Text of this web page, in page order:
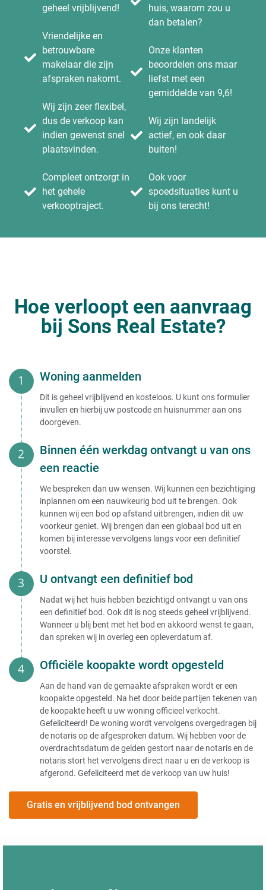
geheel vrijblijvend!
Vriendelijke en
betrouwbare
makelaar die zijn
afspraken nakomt.
Wij zijn zeer flexibel,
dus de verkoop kan
indien gewenst snel
plaatsvinden.
Compleet ontzorgt in
het gehele
verkooptraject.
huis, waarom zou u
dan betalen?
Onze klanten
beoordelen ons maar
liefst met een
gemiddelde van 9,6!
Wij zijn landelijk
actief, en ook daar
buiten!
Ook voor
spoedsituaties kunt u
bij ons terecht!
Hoe verloopt een aanvraag
bij Sons Real Estate?
Woning aanmelden
Dit is geheel vrijblijvend en kosteloos. U kunt ons formulier
invullen en hierbij uw postcode en huisnummer aan ons
doorgeven.
Binnen één werkdag ontvangt u van ons
een reactie
We bespreken dan uw wensen. Wij kunnen een bezichtiging
inplannen om een nauwkeurig bod uit te brengen. Ook
kunnen wij een bod op afstand uitbrengen, indien dit uw
voorkeur geniet. Wij brengen dan een globaal bod uit en
komen bij interesse vervolgens langs voor een definitief
voorstel.
U ontvangt een definitief bod
Nadat wij het huis hebben bezichtigd ontvangt u van ons
een definitief bod. Ook dit is nog steeds geheel vrijblijvend.
Wanneer u blij bent met het bod en akkoord wenst te gaan,
dan spreken wij in overleg een opleverdatum af.
Officiële koopakte wordt opgesteld
Aan de hand van de gemaakte afspraken wordt er een
koopakte opgesteld. Na het door beide partijen tekenen van
de koopakte heeft u uw woning officieel verkocht.
Gefeliciteerd! De woning wordt vervolgens overgedragen bij
de notaris op de afgesproken datum. Wij hebben voor de
overdrachtsdatum de gelden gestort naar de notaris en de
notaris stort het vervolgens direct naar u en de verkoop is
afgerond. Gefeliciteerd met de verkoop van uw huis!
Gratis en vrijblijvend bod ontvangen